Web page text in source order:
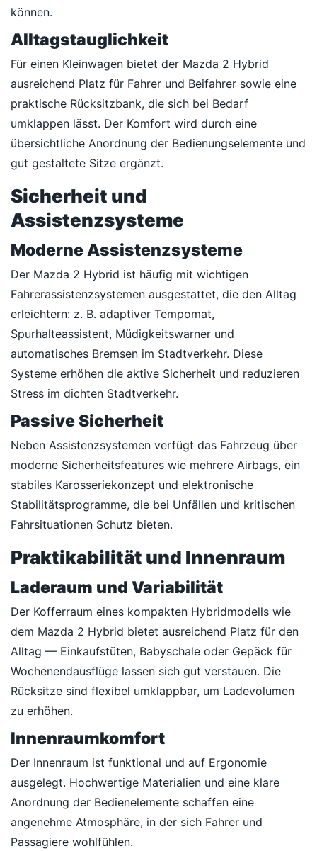
können.
Alltagstauglichkeit
Für einen Kleinwagen bietet der Mazda 2 Hybrid
ausreichend Platz für Fahrer und Beifahrer sowie eine
praktische Rücksitzbank, die sich bei Bedarf
umklappen lässt. Der Komfort wird durch eine
übersichtliche Anordnung der Bedienungselemente und
gut gestaltete Sitze ergänzt.
Sicherheit und
Assistenzsysteme
Moderne Assistenzsysteme
Der Mazda 2 Hybrid ist häufig mit wichtigen
Fahrerassistenzsystemen ausgestattet, die den Alltag
erleichtern: z. B. adaptiver Tempomat,
Spurhalteassistent, Müdigkeitswarner und
automatisches Bremsen im Stadtverkehr. Diese
Systeme erhöhen die aktive Sicherheit und reduzieren
Stress im dichten Stadtverkehr.
Passive Sicherheit
Neben Assistenzsystemen verfügt das Fahrzeug über
moderne Sicherheitsfeatures wie mehrere Airbags, ein
stabiles Karosseriekonzept und elektronische
Stabilitätsprogramme, die bei Unfällen und kritischen
Fahrsituationen Schutz bieten.
Praktikabilität und Innenraum
Laderaum und Variabilität
Der Kofferraum eines kompakten Hybridmodells wie
dem Mazda 2 Hybrid bietet ausreichend Platz für den
Alltag — Einkaufstüten, Babyschale oder Gepäck für
Wochenendausflüge lassen sich gut verstauen. Die
Rücksitze sind flexibel umklappbar, um Ladevolumen
zu erhöhen.
Innenraumkomfort
Der Innenraum ist funktional und auf Ergonomie
ausgelegt. Hochwertige Materialien und eine klare
Anordnung der Bedienelemente schaffen eine
angenehme Atmosphäre, in der sich Fahrer und
Passagiere wohlfühlen.